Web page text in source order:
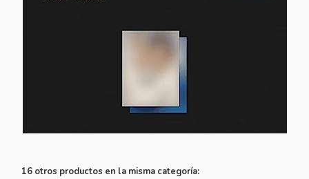
16 otros productos en la misma categoría: